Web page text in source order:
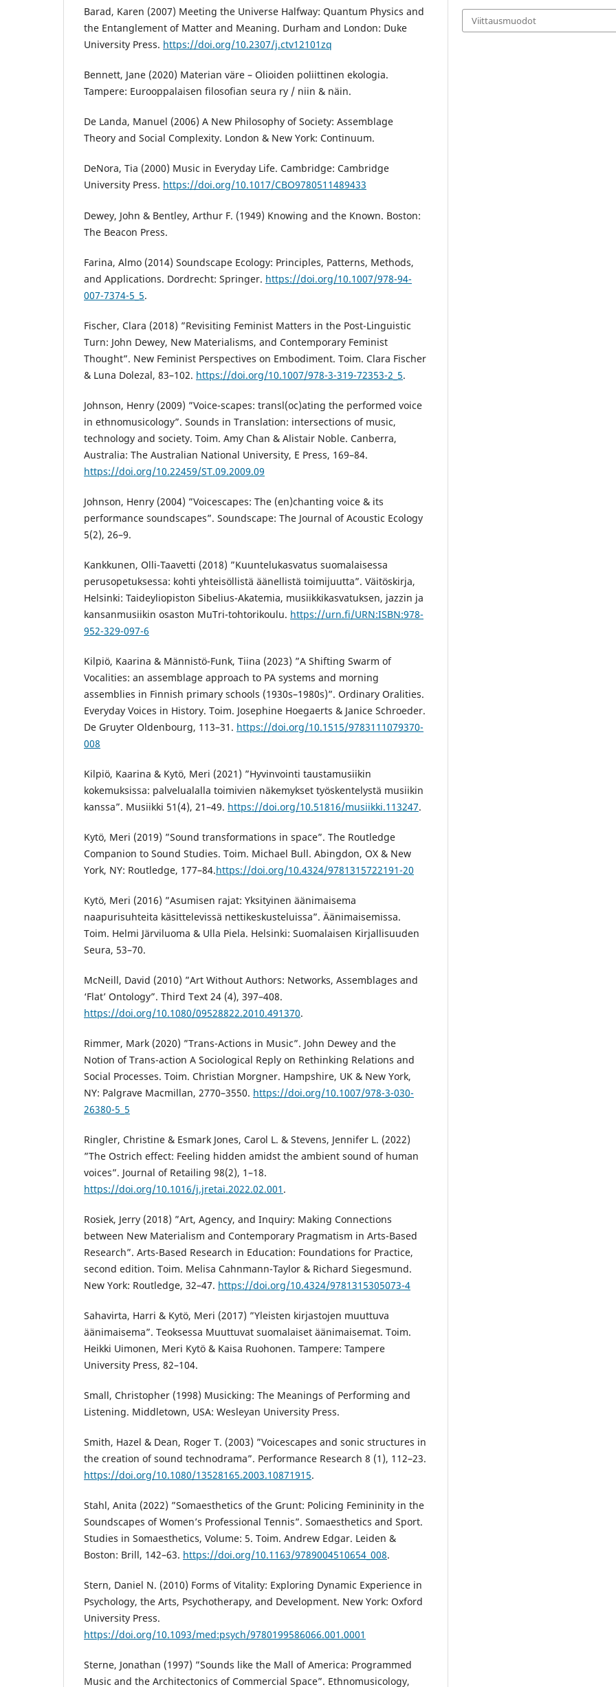
Barad, Karen (2007) Meeting the Universe Halfway: Quantum Physics and
the Entanglement of Matter and Meaning. Durham and London: Duke
University Press. https://doi.org/10.2307/j.ctv12101zq
Bennett, Jane (2020) Materian väre – Olioiden poliittinen ekologia.
Tampere: Eurooppalaisen filosofian seura ry / niin & näin.
De Landa, Manuel (2006) A New Philosophy of Society: Assemblage
Theory and Social Complexity. London & New York: Continuum.
DeNora, Tia (2000) Music in Everyday Life. Cambridge: Cambridge
University Press. https://doi.org/10.1017/CBO9780511489433
Dewey, John & Bentley, Arthur F. (1949) Knowing and the Known. Boston:
The Beacon Press.
Farina, Almo (2014) Soundscape Ecology: Principles, Patterns, Methods,
and Applications. Dordrecht: Springer. https://doi.org/10.1007/978-94-
007-7374-5_5.
Fischer, Clara (2018) ”Revisiting Feminist Matters in the Post-Linguistic
Turn: John Dewey, New Materialisms, and Contemporary Feminist
Thought”. New Feminist Perspectives on Embodiment. Toim. Clara Fischer
& Luna Dolezal, 83–102. https://doi.org/10.1007/978-3-319-72353-2_5.
Johnson, Henry (2009) ”Voice-scapes: transl(oc)ating the performed voice
in ethnomusicology”. Sounds in Translation: intersections of music,
technology and society. Toim. Amy Chan & Alistair Noble. Canberra,
Australia: The Australian National University, E Press, 169–84.
https://doi.org/10.22459/ST.09.2009.09
Johnson, Henry (2004) ”Voicescapes: The (en)chanting voice & its
performance soundscapes”. Soundscape: The Journal of Acoustic Ecology
5(2), 26–9.
Kankkunen, Olli-Taavetti (2018) ”Kuuntelukasvatus suomalaisessa
perusopetuksessa: kohti yhteisöllistä äänellistä toimijuutta”. Väitöskirja,
Helsinki: Taideyliopiston Sibelius-Akatemia, musiikkikasvatuksen, jazzin ja
kansanmusiikin osaston MuTri-tohtorikoulu. https://urn.fi/URN:ISBN:978-
952-329-097-6
Kilpiö, Kaarina & Männistö-Funk, Tiina (2023) ”A Shifting Swarm of
Vocalities: an assemblage approach to PA systems and morning
assemblies in Finnish primary schools (1930s–1980s)”. Ordinary Oralities.
Everyday Voices in History. Toim. Josephine Hoegaerts & Janice Schroeder.
De Gruyter Oldenbourg, 113–31. https://doi.org/10.1515/9783111079370-
008
Kilpiö, Kaarina & Kytö, Meri (2021) ”Hyvinvointi taustamusiikin
kokemuksissa: palvelualalla toimivien näkemykset työskentelystä musiikin
kanssa”. Musiikki 51(4), 21–49. https://doi.org/10.51816/musiikki.113247.
Kytö, Meri (2019) ”Sound transformations in space”. The Routledge
Companion to Sound Studies. Toim. Michael Bull. Abingdon, OX & New
York, NY: Routledge, 177–84.https://doi.org/10.4324/9781315722191-20
Kytö, Meri (2016) ”Asumisen rajat: Yksityinen äänimaisema
naapurisuhteita käsittelevissä nettikeskusteluissa”. Äänimaisemissa.
Toim. Helmi Järviluoma & Ulla Piela. Helsinki: Suomalaisen Kirjallisuuden
Seura, 53–70.
McNeill, David (2010) ”Art Without Authors: Networks, Assemblages and
‘Flat’ Ontology”. Third Text 24 (4), 397–408.
https://doi.org/10.1080/09528822.2010.491370.
Rimmer, Mark (2020) ”Trans-Actions in Music”. John Dewey and the
Notion of Trans-action A Sociological Reply on Rethinking Relations and
Social Processes. Toim. Christian Morgner. Hampshire, UK & New York,
NY: Palgrave Macmillan, 2770–3550. https://doi.org/10.1007/978-3-030-
26380-5_5
Ringler, Christine & Esmark Jones, Carol L. & Stevens, Jennifer L. (2022)
”The Ostrich effect: Feeling hidden amidst the ambient sound of human
voices”. Journal of Retailing 98(2), 1–18.
https://doi.org/10.1016/j.jretai.2022.02.001 .
Rosiek, Jerry (2018) ”Art, Agency, and Inquiry: Making Connections
between New Materialism and Contemporary Pragmatism in Arts-Based
Research”. Arts-Based Research in Education: Foundations for Practice,
second edition. Toim. Melisa Cahnmann-Taylor & Richard Siegesmund.
New York: Routledge, 32–47. https://doi.org/10.4324/9781315305073-4
Sahavirta, Harri & Kytö, Meri (2017) ”Yleisten kirjastojen muuttuva
äänimaisema”. Teoksessa Muuttuvat suomalaiset äänimaisemat. Toim.
Heikki Uimonen, Meri Kytö & Kaisa Ruohonen. Tampere: Tampere
University Press, 82–104.
Small, Christopher (1998) Musicking: The Meanings of Performing and
Listening. Middletown, USA: Wesleyan University Press.
Smith, Hazel & Dean, Roger T. (2003) ”Voicescapes and sonic structures in
the creation of sound technodrama”. Performance Research 8 (1), 112–23.
https://doi.org/10.1080/13528165.2003.10871915.
Stahl, Anita (2022) ”Somaesthetics of the Grunt: Policing Femininity in the
Soundscapes of Women’s Professional Tennis”. Somaesthetics and Sport.
Studies in Somaesthetics, Volume: 5. Toim. Andrew Edgar. Leiden &
Boston: Brill, 142–63. https://doi.org/10.1163/9789004510654_008.
Stern, Daniel N. (2010) Forms of Vitality: Exploring Dynamic Experience in
Psychology, the Arts, Psychotherapy, and Development. New York: Oxford
University Press.
https://doi.org/10.1093/med:psych/9780199586066.001.0001
Sterne, Jonathan (1997) ”Sounds like the Mall of America: Programmed
Music and the Architectonics of Commercial Space”. Ethnomusicology,
Viittausmuodot